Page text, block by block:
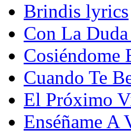
Brindis lyrics
Con La
Cosiéndome
Cuando Te
El Próximo
Enséñame